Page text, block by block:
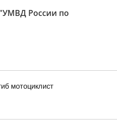
России по
мотоциклист